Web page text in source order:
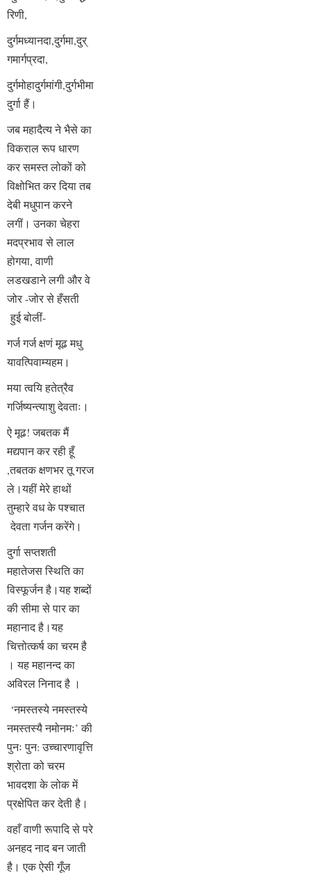
रिणी,
दुर्गमध्यानदा,दुर्गमा,दुर्
गमार्गप्रदा,
दुर्गमोहादुर्गमांगी,दुर्गभीमा
दुर्गा हैं।
जब महादैत्य ने भैसे का
विकराल रूप धारण
कर समस्त लोकों को
विक्षोभित कर दिया तब
देबी मधुपान करने
लगीं। उनका चेहरा
मदप्रभाव से लाल
होगया, वाणी
लडखडाने लगी और वे
जोर -जोर से हँसती
हुई बोलीं-
गर्ज गर्ज क्षणं मूढ मधु
यावत्पिवाम्यहम।
मया त्वयि हतेत्रैव
गर्जिष्यन्त्याशु देवताः।
ऐ मूढ! जबतक मैं
मद्यपान कर रही हूँ
,तबतक क्षणभर तू गरज
ले।यहीं मेरे हाथों
तुम्हारे वध के पश्चात
देवता गर्जन करेंगे।
दुर्गा सप्तशती
महातेजस स्थिति का
विस्फूर्जन है।यह शब्दों
की सीमा से पार का
महानाद है।यह
चित्तोत्कर्ष का चरम है
। यह महानन्द का
अविरल निनाद है ।
‘नमस्तस्ये नमस्तस्ये
नमस्तस्यै नमोनमः’ की
पुनः पुन: उच्चारणावृत्ति
श्रोता को चरम
भावदशा के लोक में
प्रक्षेपित कर देती है।
वहाँ वाणी रूपादि से परे
अनहद नाद बन जाती
है। एक ऐसी गूँज